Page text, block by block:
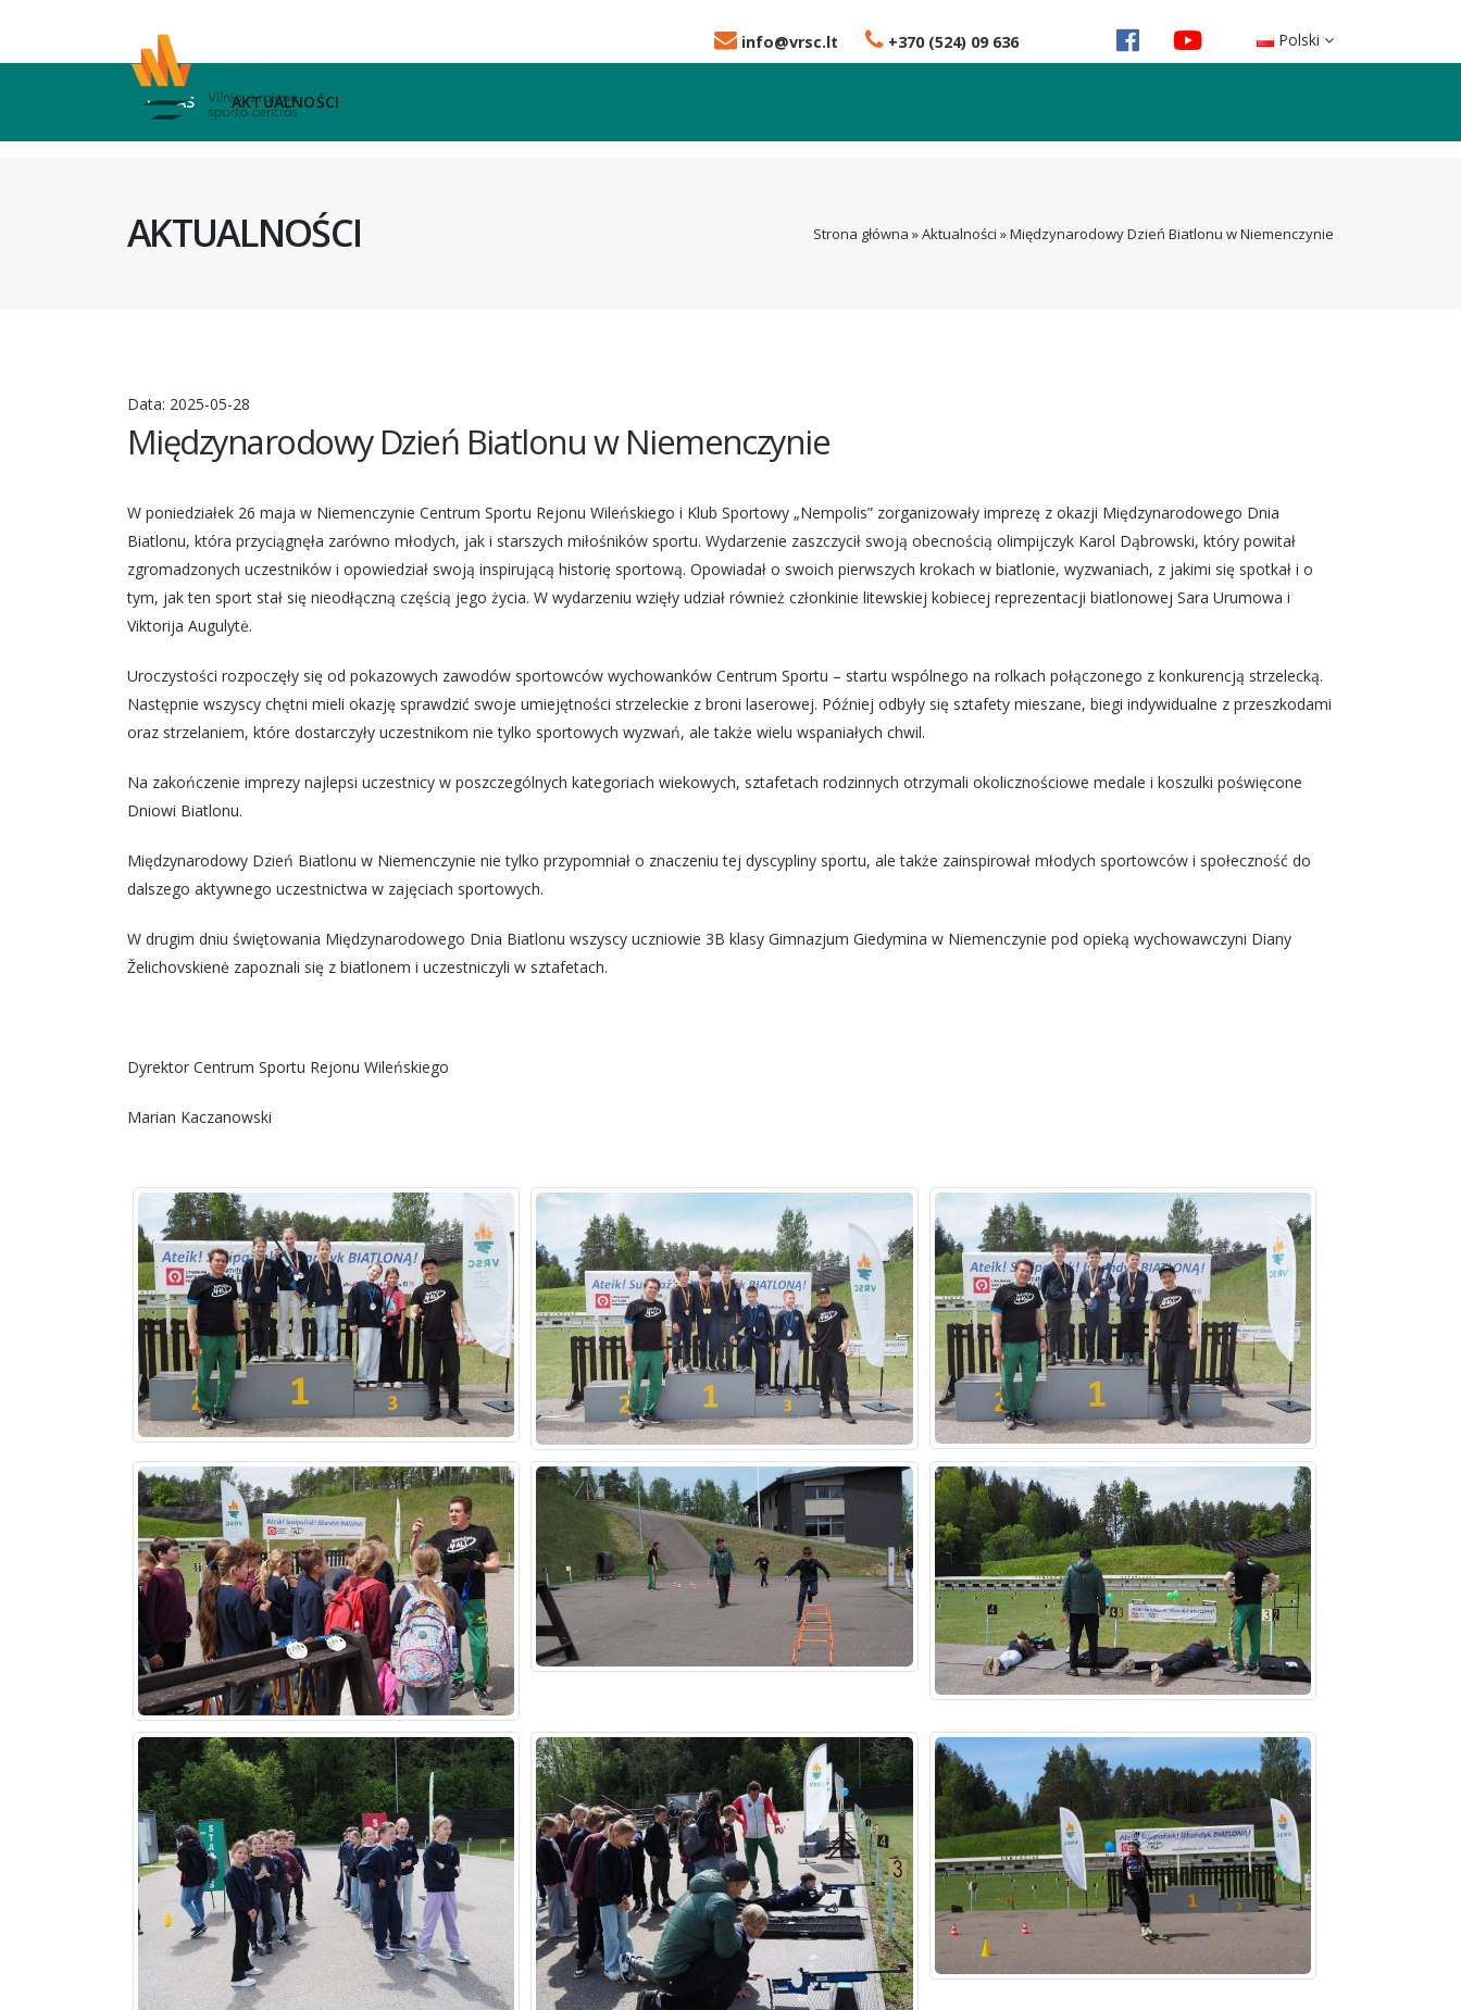
info@vrsc.lt +370 (524) 09 636 Polski
O NAS AKTUALNOŚCI
AKTUALNOŚCI Strona główna »Aktualności »Międzynarodowy Dzień Biatlonu w Niemenczynie
Data: 2025-05-28
Międzynarodowy Dzień Biatlonu w Niemenczynie
W poniedziałek 26 maja w Niemenczynie Centrum Sportu Rejonu Wileńskiego i Klub Sportowy „Nempolis” zorganizowały imprezę z okazji Międzynarodowego Dnia
Biatlonu, która przyciągnęła zarówno młodych, jak i starszych miłośników sportu. Wydarzenie zaszczycił swoją obecnością olimpijczyk Karol Dąbrowski, który powitał
zgromadzonych uczestników i opowiedział swoją inspirującą historię sportową. Opowiadał o swoich pierwszych krokach w biatlonie, wyzwaniach, z jakimi się spotkał i o
tym, jak ten sport stał się nieodłączną częścią jego życia. W wydarzeniu wzięły udział również członkinie litewskiej kobiecej reprezentacji biatlonowej Sara Urumowa i
Viktorija Augulytė.
Uroczystości rozpoczęły się od pokazowych zawodów sportowców wychowanków Centrum Sportu – startu wspólnego na rolkach połączonego z konkurencją strzelecką.
Następnie wszyscy chętni mieli okazję sprawdzić swoje umiejętności strzeleckie z broni laserowej. Później odbyły się sztafety mieszane, biegi indywidualne z przeszkodami
oraz strzelaniem, które dostarczyły uczestnikom nie tylko sportowych wyzwań, ale także wielu wspaniałych chwil.
Na zakończenie imprezy najlepsi uczestnicy w poszczególnych kategoriach wiekowych, sztafetach rodzinnych otrzymali okolicznościowe medale i koszulki poświęcone
Dniowi Biatlonu.
Międzynarodowy Dzień Biatlonu w Niemenczynie nie tylko przypomniał o znaczeniu tej dyscypliny sportu, ale także zainspirował młodych sportowców i społeczność do
dalszego aktywnego uczestnictwa w zajęciach sportowych.
W drugim dniu świętowania Międzynarodowego Dnia Biatlonu wszyscy uczniowie 3B klasy Gimnazjum Giedymina w Niemenczynie pod opieką wychowawczyni Diany
Želichovskienė zapoznali się z biatlonem i uczestniczyli w sztafetach.
Dyrektor Centrum Sportu Rejonu Wileńskiego
Marian Kaczanowski